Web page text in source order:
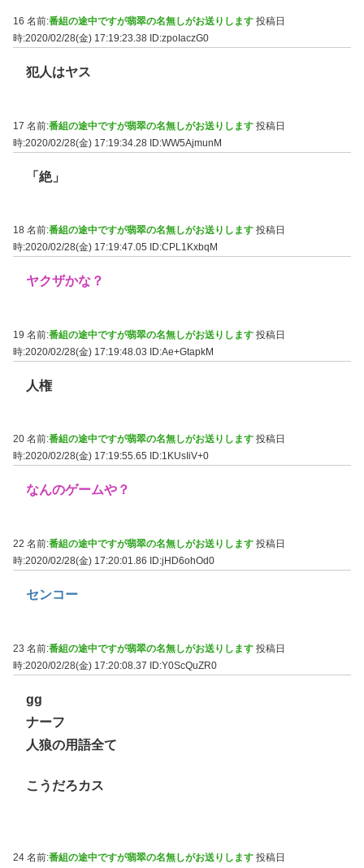
16 名前:番組の途中ですが翡翠の名無しがお送りします 投稿日
時:2020/02/28(金) 17:19:23.38 ID:zpoIaczG0
犯人はヤス
17 名前:番組の途中ですが翡翠の名無しがお送りします 投稿日
時:2020/02/28(金) 17:19:34.28 ID:WW5AjmunM
「絶」
18 名前:番組の途中ですが翡翠の名無しがお送りします 投稿日
時:2020/02/28(金) 17:19:47.05
ID:CPL1KxbqM
ヤクザかな？
19 名前:番組の途中ですが翡翠の名無しがお送りします 投稿日
時:2020/02/28(金) 17:19:48.03 ID:Ae+GtapkM
人権
20 名前:番組の途中ですが翡翠の名無しがお送りします 投稿日
時:2020/02/28(金) 17:19:55.65
ID:1KUsIiV+0
なんのゲームや？
22 名前:番組の途中ですが翡翠の名無しがお送りします 投稿日
時:2020/02/28(金) 17:20:01.86
ID:jHD6ohOd0
センコー
23 名前:番組の途中ですが翡翠の名無しがお送りします 投稿日
時:2020/02/28(金) 17:20:08.37 ID:Y0ScQuZR0
gg
ナーフ
人狼の用語全て
こうだろカス
24 名前:番組の途中ですが翡翠の名無しがお送りします 投稿日